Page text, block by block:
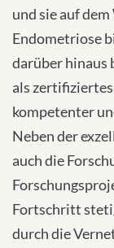
und sie auf
Endometriose
darüber hinaus
als
kompetenter
Neben der
auch die
Fortschritt
durch die